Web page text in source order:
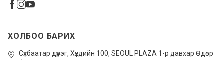
ХОЛБОО БАРИХ
Сүхбаатар дүүрэг, Xүүхдийн 100, SEOUL PLAZA 1-р давхар Өдөр